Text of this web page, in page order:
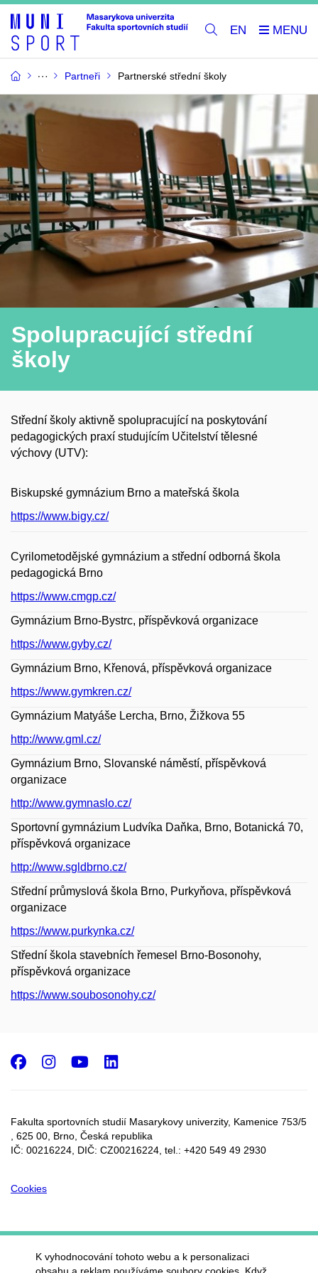
EN
Partneři Partnerské střední školy
Spolupracující střední
školy
Střední školy aktivně spolupracující na poskytování
pedagogických praxí studujícím Učitelství tělesné
výchovy (UTV):
Biskupské gymnázium Brno a mateřská škola
https://www.bigy.cz/
Cyrilometodějské gymnázium a střední odborná škola
pedagogická Brno
https://www.cmgp.cz/
Gymnázium Brno-Bystrc, příspěvková organizace
https://www.gyby.cz/
Gymnázium Brno, Křenová, příspěvková organizace
https://www.gymkren.cz/
Gymnázium Matyáše Lercha, Brno, Žižkova 55
http://www.gml.cz/
Gymnázium Brno, Slovanské náměstí, příspěvková
organizace
http://www.gymnaslo.cz/
Sportovní gymnázium Ludvíka Daňka, Brno, Botanická 70,
příspěvková organizace
http://www.sgldbrno.cz/
Střední průmyslová škola Brno, Purkyňova, příspěvková
organizace
https://www.purkynka.cz/
Střední škola stavebních řemesel Brno-Bosonohy,
příspěvková organizace
https://www.soubosonohy.cz/
Fakulta sportovních studií Masarykovy univerzity, Kamenice 753/5​
, 625 00, Brno, Česká republika
IČ: 00216224, DIČ: CZ00216224, tel.: +420 549 49 2930
Cookies
Facebook
Instagram
Youtube
K vyhodnocování tohoto webu a k personalizaci